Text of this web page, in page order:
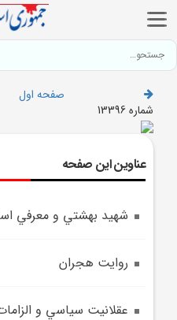
صفحه اول
شماره 13396
عناوین این صفحه
شهيد بهشتي و معرفي
روايت هجران
عقلانيت سياسي و